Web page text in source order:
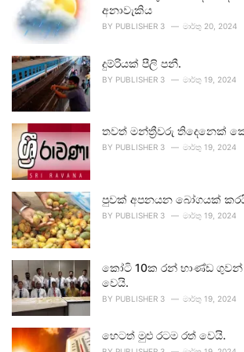
අනාවැකිය
BY PUBLISHER 3 මාර්තු 20, 2024
දුම්රියක් පීලි පනී.
BY PUBLISHER 3 මාර්තු 19, 2024
තවත් මන්ත්‍රීවරු තිදෙනෙක්
BY PUBLISHER 3 මාර්තු 19, 2024
පුවක් අපනයන බෝගයක්
BY PUBLISHER 3 මාර්තු 19, 2024
කෝටි 10ක රන් භාණ්ඩ
වෙයි.
BY PUBLISHER 3 මාර්තු 19, 2024
හෙටත් මුළු රටම රත් වෙයි.